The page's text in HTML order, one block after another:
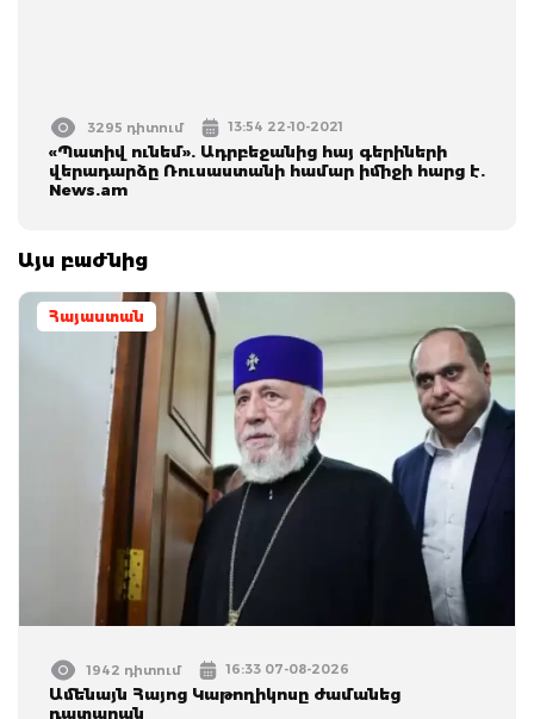
3295 դիտում 13:54 22-10-2021
«Պատիվ ունեմ». Ադրբեջանից հայ գերիների
վերադարձը Ռուսաստանի համար իմիջի հարց է.
News.am
Այս բաժնից
Հայաստան
1942 դիտում 16:33 07-08-2026
Ամենայն Հայոց Կաթողիկոսը ժամանեց
դատարան